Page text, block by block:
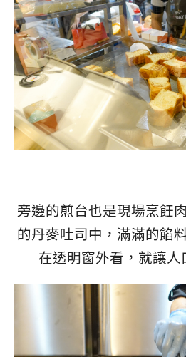
旁邊的煎台也是現場烹飪
的丹麥吐司中，滿滿的餡
在透明窗外看，就讓人